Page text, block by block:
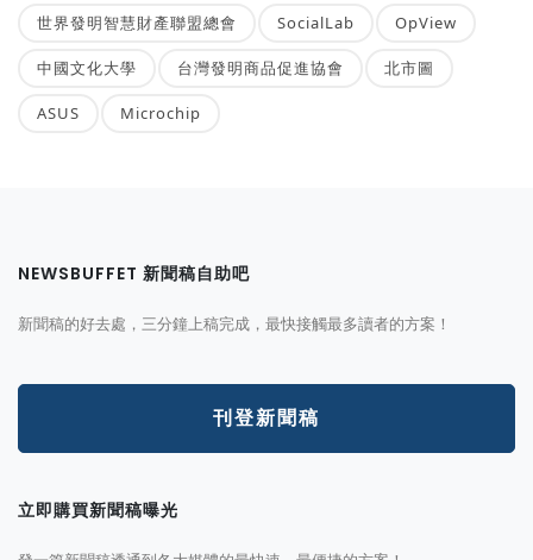
世界發明智慧財產聯盟總會 SocialLab OpView
中國文化大學 台灣發明商品促進協會 北市圖
ASUS Microchip
NEWSBUFFET 新聞稿自助吧
新聞稿的好去處，三分鐘上稿完成，最快接觸最多讀者的方案！
刊登新聞稿
立即購買新聞稿曝光